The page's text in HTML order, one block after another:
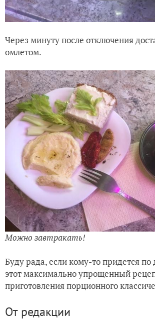
Через минуту после отключения
омлетом.
Можно завтракать!
Буду рада, если кому-то придется по
этот максимально упрощенный
приготовления порционного
От редакции